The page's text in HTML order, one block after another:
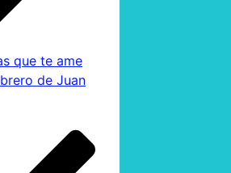
que te ame
de Juan